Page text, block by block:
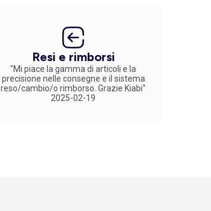
Resi e rimborsi
"Mi piace la gamma di articoli e la
precisione nelle consegne e il sistema
reso/cambio/o rimborso. Grazie Kiabi"
2025-02-19